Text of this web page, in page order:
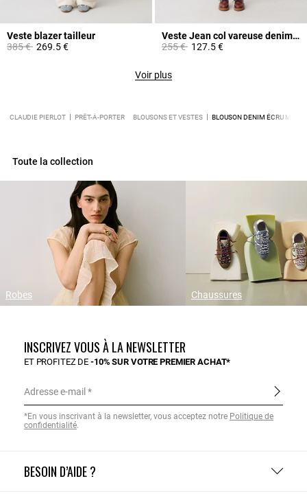
Veste blazer tailleur
Prix réduit à partir de
385 €à269.5 €
Veste Jean col vareuse denim clair
Prix réduit à partir de
255 €à127.5 €
Voir plus
CLAUDIE PIERLOT PRÊT-À-PORTER BLOUSONS ET VESTES BLOUSON DENIM ÉCRU
Toute la collection
Robes Chaussures
BESOIN D’AIDE ?
INSCRIVEZ VOUS À LA NEWSLETTER
ET PROFITEZ DE-10% SUR VOTRE PREMIER ACHAT*
Adresse e-mail
*En vous inscrivant à la newsletter, vous acceptez notre Politique de
confidentialité.